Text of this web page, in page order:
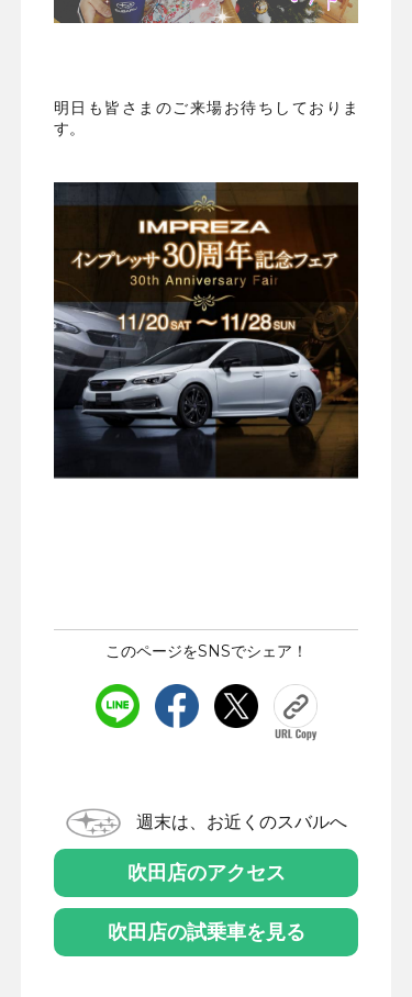
明日も皆さまのご来場お待ちしておりま
す。
このページをSNSでシェア！
週末は、お近くのスバルへ
吹田店のアクセス
吹田店の試乗車を見る